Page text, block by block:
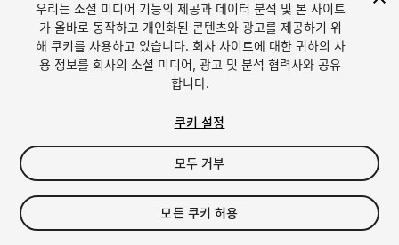
1/6
$5.99
세금/부가세는 결제 시 반영됩니다.
우리는 소셜 미디어 기능의 제공과 데이터 분석 및 본 사이트
가 올바로 동작하고 개인화된 콘텐츠와 광고를 제공하기 위
해 쿠키를 사용하고 있습니다. 회사 사이트에 대한 귀하의 사
용 정보를 회사의 소셜 미디어, 광고 및 분석 협력사와 공유
합니다.
쿠키 설정
모두 거부
모든 쿠키 허용